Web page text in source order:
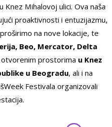
u Knez Mihalovoj ulici. Ova naša
proaktivnosti i entuzijazmu,
na nove lokacije, te
Beo, Mercator, Delta
otvorenim prostorima u Knez
u Beogradu, ali i na
Festivala organizovali